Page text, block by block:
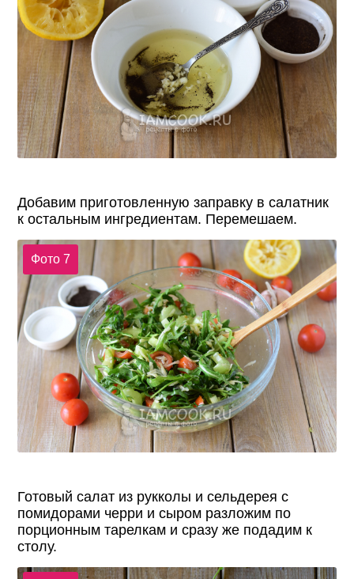
Добавим приготовленную заправку в салатник
к остальным ингредиентам. Перемешаем.
Фото 7
Готовый салат из рукколы и сельдерея с
помидорами черри и сыром разложим по
порционным тарелкам и сразу же подадим к
столу.